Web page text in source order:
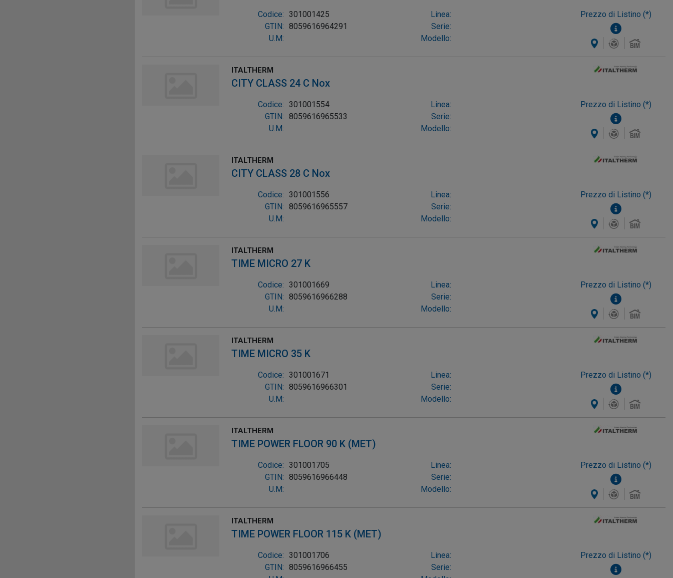
Codice: 301001425
GTIN: 8059616964291
U.M:
Linea:
Serie:
Modello:
Prezzo di Listino (*)
ITALTHERM
CITY CLASS 24 C Nox
Codice: 301001554
GTIN: 8059616965533
U.M:
Linea:
Serie:
Modello:
Prezzo di Listino (*)
ITALTHERM
CITY CLASS 28 C Nox
Codice: 301001556
GTIN: 8059616965557
U.M:
Linea:
Serie:
Modello:
Prezzo di Listino (*)
ITALTHERM
TIME MICRO 27 K
Codice: 301001669
GTIN: 8059616966288
U.M:
Linea:
Serie:
Modello:
Prezzo di Listino (*)
ITALTHERM
TIME MICRO 35 K
Codice: 301001671
GTIN: 8059616966301
U.M:
Linea:
Serie:
Modello:
Prezzo di Listino (*)
ITALTHERM
TIME POWER FLOOR 90 K (MET)
Codice: 301001705
GTIN: 8059616966448
U.M:
Linea:
Serie:
Modello:
Prezzo di Listino (*)
ITALTHERM
TIME POWER FLOOR 115 K (MET)
Codice: 301001706
GTIN: 8059616966455
Linea:
Serie:
Prezzo di Listino (*)